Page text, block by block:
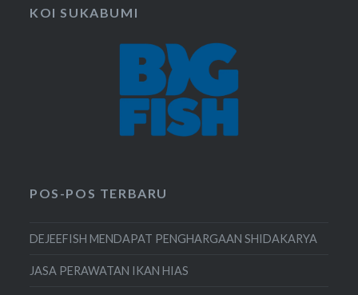
KOI SUKABUMI
POS-POS TERBARU
DEJEEFISH MENDAPAT PENGHARGAAN SHIDAKARYA
JASA PERAWATAN IKAN HIAS